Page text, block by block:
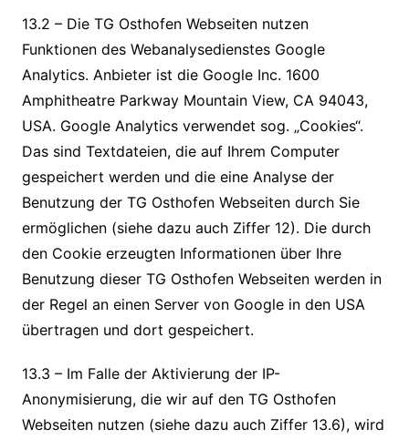
13.2 – Die TG Osthofen Webseiten nutzen
Funktionen des Webanalysedienstes Google
Analytics. Anbieter ist die Google Inc. 1600
Amphitheatre Parkway Mountain View, CA 94043,
USA. Google Analytics verwendet sog. „Cookies“.
Das sind Textdateien, die auf Ihrem Computer
gespeichert werden und die eine Analyse der
Benutzung der TG Osthofen Webseiten durch Sie
ermöglichen (siehe dazu auch Ziffer 12). Die durch
den Cookie erzeugten Informationen über Ihre
Benutzung dieser TG Osthofen Webseiten werden in
der Regel an einen Server von Google in den USA
übertragen und dort gespeichert.
13.3 – Im Falle der Aktivierung der IP-
Anonymisierung, die wir auf den TG Osthofen
Webseiten nutzen (siehe dazu auch Ziffer 13.6), wird